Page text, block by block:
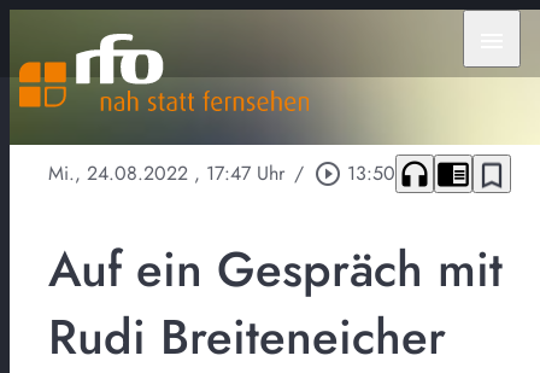
Mi., 24.08.2022 , 17:47 Uhr / play_circle_outline 13:50 headphones chrome_reader_mode bookmark_border
Auf ein Gespräch mit
Rudi Breiteneicher